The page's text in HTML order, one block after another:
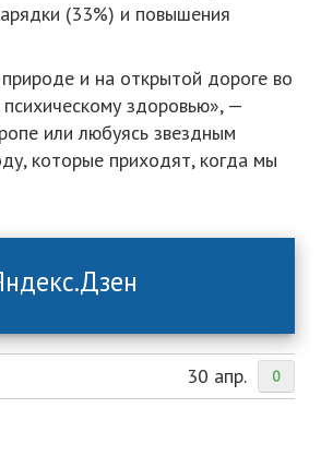
(33%) и повышения
и на открытой дороге во
здоровью», —
или любуясь звездным
которые приходят, когда мы
0
30 апр.